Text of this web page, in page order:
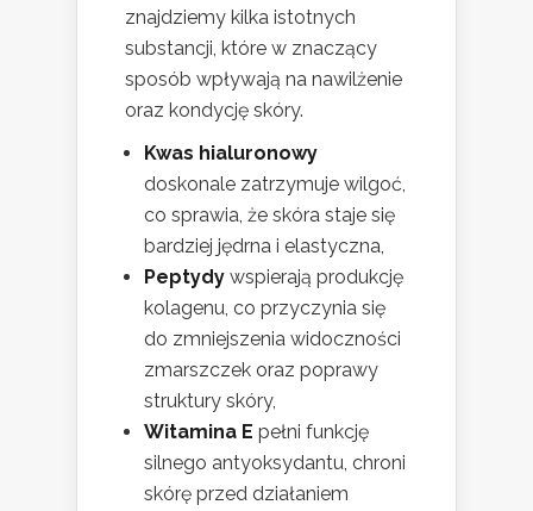
znajdziemy kilka istotnych
substancji, które w znaczący
sposób wpływają na nawilżenie
oraz kondycję skóry.
Kwas hialuronowy
doskonale zatrzymuje wilgoć,
co sprawia, że skóra staje się
bardziej jędrna i elastyczna,
Peptydy wspierają produkcję
kolagenu, co przyczynia się
do zmniejszenia widoczności
zmarszczek oraz poprawy
struktury skóry,
Witamina E pełni funkcję
silnego antyoksydantu, chroni
skórę przed działaniem